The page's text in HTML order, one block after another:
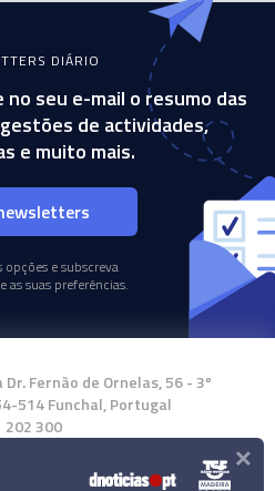
DIÁRIO
seu e-mail o resumo das
de actividades,
e muito mais.
opções e subscreva
as suas preferências.
Dr. Fernão de Ornelas, 56 - 3º
514 Funchal, Portugal
202 300
a nossa App ×